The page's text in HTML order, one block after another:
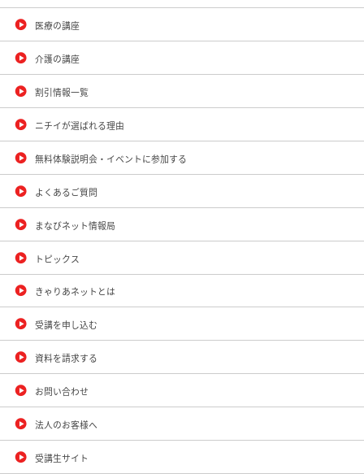
医療の講座
介護の講座
割引情報一覧
ニチイが選ばれる理由
無料体験説明会・イベントに参加する
よくあるご質問
まなびネット情報局
トピックス
きゃりあネットとは
受講を申し込む
資料を請求する
お問い合わせ
法人のお客様へ
受講生サイト